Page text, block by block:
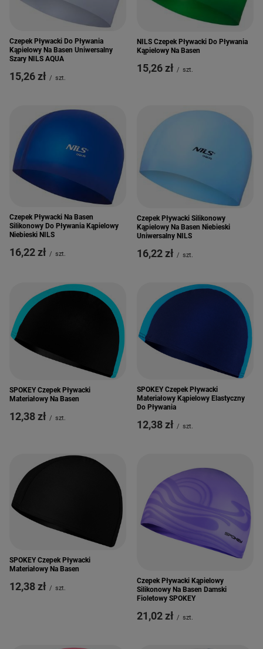
Czepek Pływacki Do Pływania
Kąpielowy Na Basen Uniwersalny
Szary NILS AQUA
15,26 zł / szt.
NILS Czepek Pływacki Do Pływania
Kąpielowy Na Basen
15,26 zł / szt.
Czepek Pływacki Na Basen
Silikonowy Do Pływania Kąpielowy
Niebieski NILS
16,22 zł / szt.
Czepek Pływacki Silikonowy
Kąpielowy Na Basen Niebieski
Uniwersalny NILS
16,22 zł / szt.
SPOKEY Czepek Pływacki
Materiałowy Na Basen
12,38 zł / szt.
SPOKEY Czepek Pływacki
Materiałowy Kąpielowy Elastyczny
Do Pływania
12,38 zł / szt.
SPOKEY Czepek Pływacki
Materiałowy Na Basen
12,38 zł / szt.
Czepek Pływacki Kąpielowy
Silikonowy Na Basen Damski
Fioletowy SPOKEY
21,02 zł / szt.